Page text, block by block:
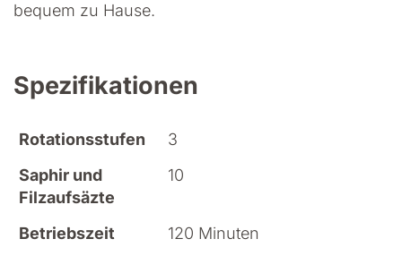
bequem zu Hause.
Spezifikationen
Rotationsstufen
3
Saphir und
Filzaufsäzte
10
Betriebszeit
120 Minuten